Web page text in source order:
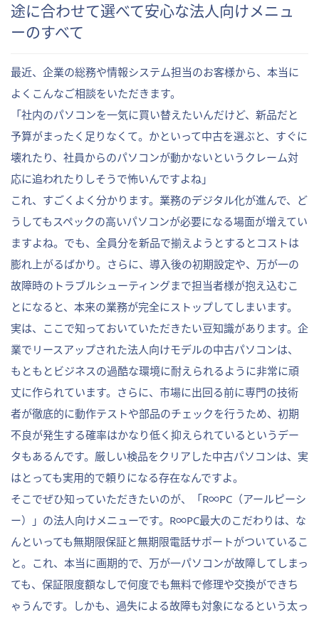
途に合わせて選べて安心な法人向けメニュ
ーのすべて
最近、企業の総務や情報システム担当のお客様から、本当に
よくこんなご相談をいただきます。
「社内のパソコンを一気に買い替えたいんだけど、新品だと
予算がまったく足りなくて。かといって中古を選ぶと、すぐに
壊れたり、社員からのパソコンが動かないというクレーム対
応に追われたりしそうで怖いんですよね」
これ、すごくよく分かります。業務のデジタル化が進んで、ど
うしてもスペックの高いパソコンが必要になる場面が増えてい
ますよね。でも、全員分を新品で揃えようとするとコストは
膨れ上がるばかり。さらに、導入後の初期設定や、万が一の
故障時のトラブルシューティングまで担当者様が抱え込むこ
とになると、本来の業務が完全にストップしてしまいます。
実は、ここで知っておいていただきたい豆知識があります。企
業でリースアップされた法人向けモデルの中古パソコンは、
もともとビジネスの過酷な環境に耐えられるように非常に頑
丈に作られています。さらに、市場に出回る前に専門の技術
者が徹底的に動作テストや部品のチェックを行うため、初期
不良が発生する確率はかなり低く抑えられているというデー
タもあるんです。厳しい検品をクリアした中古パソコンは、実
はとっても実用的で頼りになる存在なんですよ。
そこでぜひ知っていただきたいのが、「R∞PC（アールピーシ
ー）」の法人向けメニューです。R∞PC最大のこだわりは、な
んといっても無期限保証と無期限電話サポートがついているこ
と。これ、本当に画期的で、万が一パソコンが故障してしまっ
ても、保証限度額なしで何度でも無料で修理や交換ができち
ゃうんです。しかも、過失による故障も対象になるという太っ